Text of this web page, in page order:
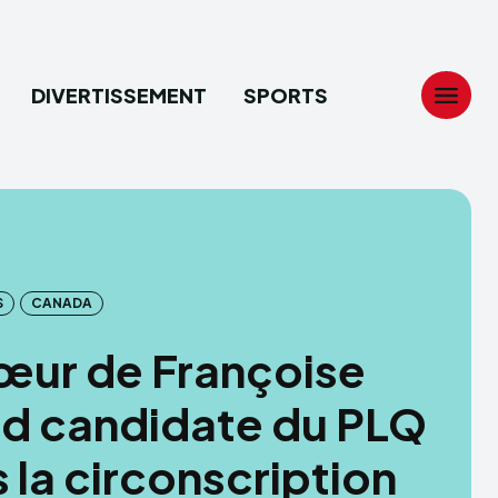
DIVERTISSEMENT SPORTS
CANADA
de Françoise
candidate du PLQ
la circonscription